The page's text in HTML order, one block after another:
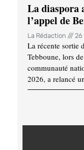
La diaspora
l’appel de
La Rédaction 26
La récente sortie
Tebboune, lors
communauté
2026, a relancé